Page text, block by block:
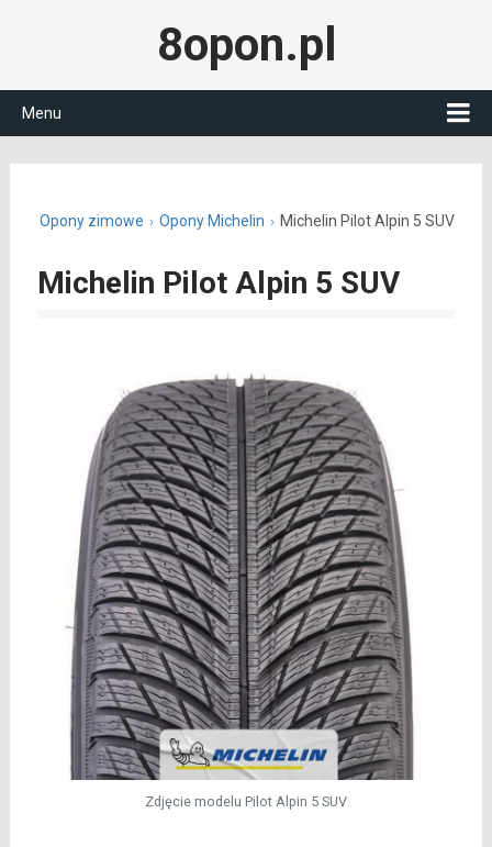
8opon.pl
Menu
Opony zimowe Opony Michelin Michelin Pilot Alpin 5 SUV
Michelin Pilot Alpin 5 SUV
Zdjęcie modelu Pilot Alpin 5 SUV